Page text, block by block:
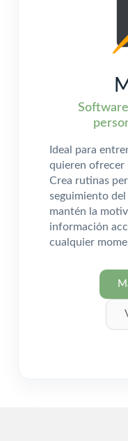
Ideal para
quieren ofrecer
Crea rutinas
seguimiento
mantén la
información
cualquier